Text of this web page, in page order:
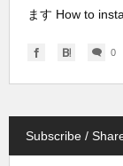
ます How to
0
Subscribe /